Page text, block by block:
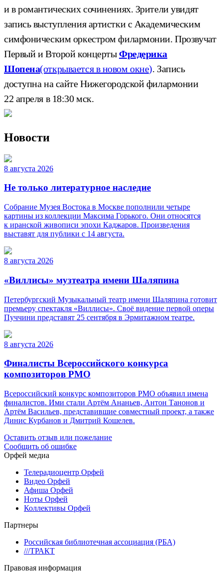
и в романтических сочинениях. Зрители увидят
запись выступления артистки с Академическим
симфоническим оркестром филармонии. Прозвучат
Первый и Второй концертыФредерика
Шопена(открывается в новом окне). Запись
доступна на сайте Нижегородской филармонии
22 апреля в 18:30 мск.
Новости
8 августа 2026
Не только литературное наследие
Собрание Музея Востока в Москве пополнили четыре
картины из коллекции Максима Горького. Они относятся
к иранской живописи эпохи Каджаров. Произведения
выставят для публики с 14 августа.
8 августа 2026
«Виллисы» музтеатра имени Шаляпина
Петербургский Музыкальный театр имени Шаляпина готовит
премьеру спектакля «Виллисы». Своё видение первой оперы
Пуччини представят 25 сентября в Эрмитажном театре.
8 августа 2026
Финалисты Всероссийского конкурса
композиторов РМО
Всероссийский конкурс композиторов РМО объявил имена
финалистов. Ими стали Артём Ананьев, Антон Танонов и
Артём Васильев, представившие совместный проект, а также
Динис Курбанов и Дмитрий Кошелев.
Оставить отзыв или пожелание
Сообщить об ошибке
Орфей медиа
Телерадиоцентр Орфей
Видео Орфей
Афиша Орфей
Ноты Орфей
Коллективы Орфей
Партнеры
Российская библиотечная ассоциация (РБА)
///ТРАКТ
Правовая информация